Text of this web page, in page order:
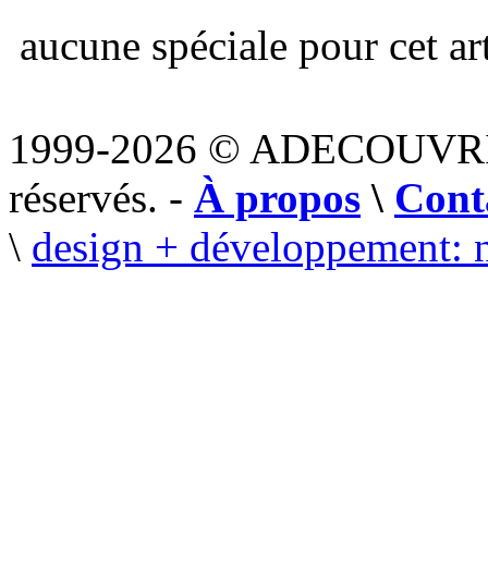
aucune spéciale pour cet
1999-2026 ©
réservés. - À propos \
\ design + développement: